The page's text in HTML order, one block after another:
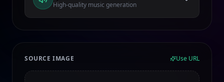
High-quality music generation
SOURCE IMAGE Use URL